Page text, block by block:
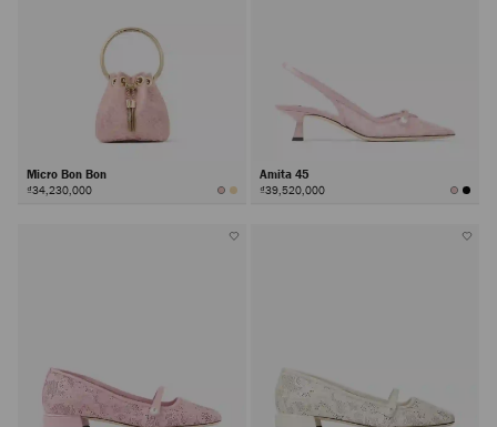
Micro Bon Bon
₫34,230,000
Amita 45
₫39,520,000